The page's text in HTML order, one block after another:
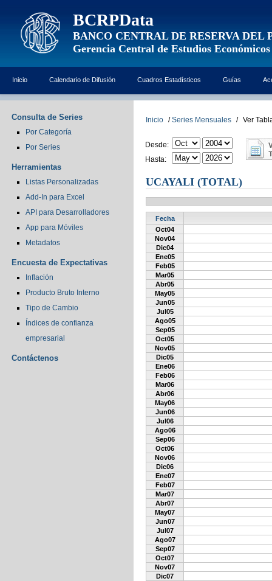
BCRPData
BANCO CENTRAL DE RESERVA DEL
Gerencia Central de Estudios Económicos
Inicio Calendario de Difusión Cuadros Estadísticos Guías
Consulta de Series
Por Categoría
Por Series
Herramientas
Listas Personalizadas
Add-In para Excel
API para Desarrolladores
App para Móviles
Metadatos
Encuesta de Expectativas
Inflación
Producto Bruto Interno
Tipo de Cambio
Índices de confianza
empresarial
Contáctenos
Inicio / Series Mensuales / Ver
Desde:
Hasta:
UCAYALI (TOTAL)
Fecha
Oct04
Nov04
Dic04
Ene05
Feb05
Mar05
Abr05
May05
Jun05
Jul05
Ago05
Sep05
Oct05
Nov05
Dic05
Ene06
Feb06
Mar06
Abr06
May06
Jun06
Jul06
Ago06
Sep06
Oct06
Nov06
Dic06
Ene07
Feb07
Mar07
Abr07
May07
Jun07
Jul07
Ago07
Sep07
Oct07
Nov07
Dic07